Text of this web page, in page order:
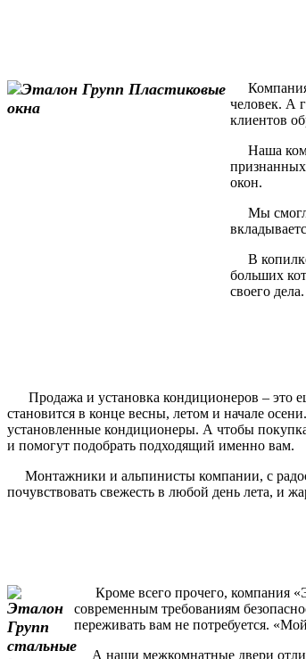
Компания
человек. А
клиентов
Наша
окон.
Мы смогли
В копилке
больших
своего
Продажа и установка кондиционеров – это
становится в конце весны, летом и начале
установленные кондиционеры. А чтобы
и помогут подобрать подходящий именно вам.
Монтажники и альпинисты компании, с
почувствовать свежесть в любой день лета, и
Кроме всего прочего, компания
современным требованиям
переживать вам не потребуется.
А наши межкомнатные двери